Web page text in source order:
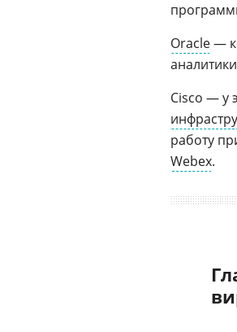
Oracle—
Cisco — у
работу
Webex.